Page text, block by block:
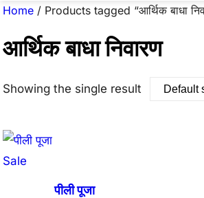
Home / Products tagged “आर्थिक बाधा
आर्थिक बाधा निवारण
Showing the single result
Sale
पीली पूजा